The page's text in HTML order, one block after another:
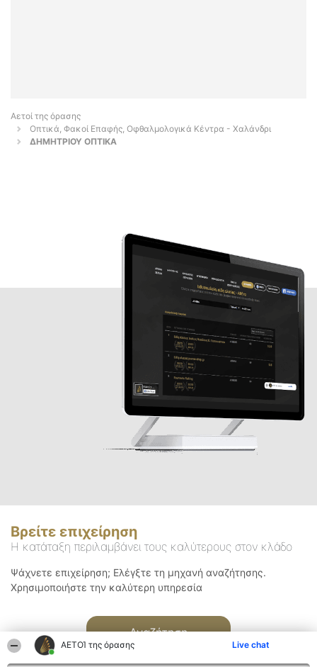
ΑΕΤΟΊ της όρασης Live chat
Αετοί της όρασης
Οπτικά, Φακοί Επαφής, Οφθαλμολογικά Κέντρα - Χαλάνδρι
ΔΗΜΗΤΡΙΟΥ ΟΠΤΙΚΑ
Βρείτε επιχείρηση
Η κατάταξη περιλαμβάνει τους καλύτερους στον κλάδο
Ψάχνετε επιχείρηση; Ελέγξτε τη μηχανή αναζήτησης.
Χρησιμοποιήστε την καλύτερη υπηρεσία
Αναζήτηση